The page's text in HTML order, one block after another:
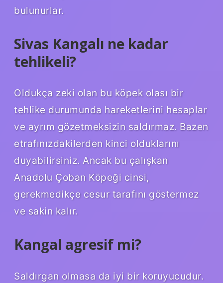
bulunurlar.
Sivas Kangalı ne kadar
tehlikeli?
Oldukça zeki olan bu köpek olası bir
tehlike durumunda hareketlerini hesaplar
ve ayrım gözetmeksizin saldırmaz. Bazen
etrafınızdakilerden kinci olduklarını
duyabilirsiniz. Ancak bu çalışkan
Anadolu Çoban Köpeği cinsi,
gerekmedikçe cesur tarafını göstermez
ve sakin kalır.
Kangal agresif mi?
Saldırgan olmasa da iyi bir koruyucudur.